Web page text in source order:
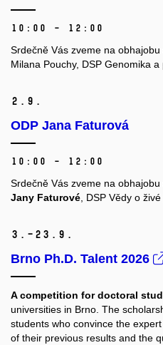
10:00 – 12:00
Srdečně Vás zveme na
Milana Pouchy, DSP Genomika a
2. 9.
ODP Jana Faturová
10:00 – 12:00
Srdečně Vás zveme na
Jany Faturové , DSP Vědy o
3.–23. 9.
Brno Ph.D. Talent 2026
A competition for doctoral
universities in Brno. The
students who convince the
of their previous results and the